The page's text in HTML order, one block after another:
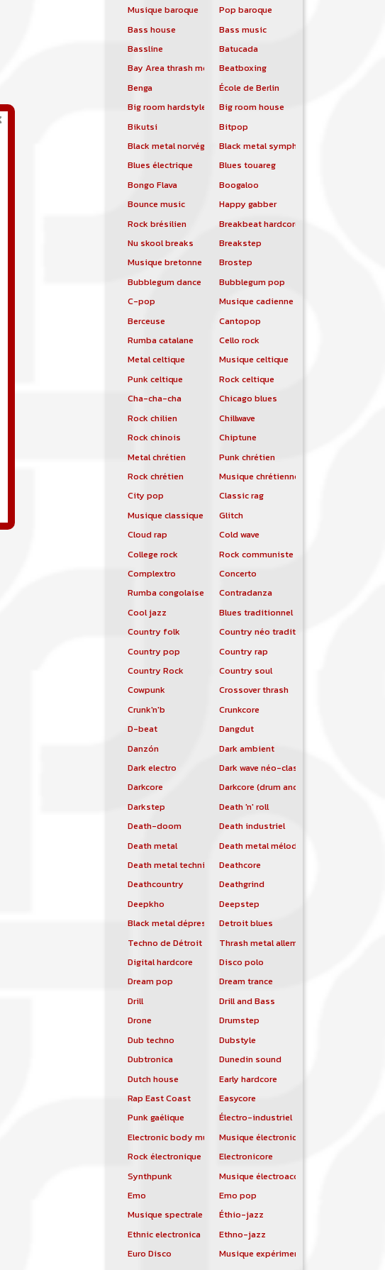
Musique baroque
Pop baroque
Bass house
Bass music
Bassline
Batucada
Bay Area thrash metal Beatboxing
Benga
École de Berlin
Big room hardstyle
Big room house
Bikutsi
Bitpop
Black metal norvégien
Black metal symphonique
Blues électrique
Blues touareg
Bongo Flava
Boogaloo
Bounce music
Happy gabber
Rock brésilien
Breakbeat hardcore
Nu skool breaks
Breakstep
Musique bretonne
Brostep
Bubblegum dance
Bubblegum pop
C-pop
Musique cadienne
Berceuse
Cantopop
Rumba catalane
Cello rock
Metal celtique
Musique celtique
Punk celtique
Rock celtique
Cha-cha-cha
Chicago blues
Rock chilien
Chillwave
Rock chinois
Chiptune
Metal chrétien
Punk chrétien
Rock chrétien
Musique chrétienne contemporaine
City pop
Classic rag
Musique classique
Glitch
Cloud rap
Cold wave
College rock
Rock communiste
Complextro
Concerto
Rumba congolaise
Contradanza
Cool jazz
Blues traditionnel
Country folk
Country néo traditionnelle
Country pop
Country rap
Country Rock
Country soul
Cowpunk
Crossover thrash
Crunk'n'b
Crunkcore
D-beat
Dangdut
Danzón
Dark ambient
Dark electro
Dark wave néo-classique
Darkcore
Darkcore (drum and bass)
Darkstep
Death 'n' roll
Death-doom
Death industriel
Death metal
Death metal mélodique
Death metal techniqueDeathcore
Deathcountry
Deathgrind
Deepkho
Deepstep
Black metal dépressif Detroit blues
Techno de Détroit
Thrash metal allemand
Digital hardcore
Disco polo
Dream pop
Dream trance
Drill
Drill and Bass
Drone
Drumstep
Dub techno
Dubstyle
Dubtronica
Dunedin sound
Dutch house
Early hardcore
Rap East Coast
Easycore
Punk gaélique
Électro-industriel
Electronic body musicMusique électronique
Rock électronique
Electronicore
Synthpunk
Musique électroacoustique
Emo
Emo pop
Musique spectrale
Éthio-jazz
Ethnic electronica
Ethno-jazz
Euro Disco
Musique expérimentale